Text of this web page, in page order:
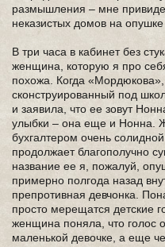
размышления – мне
неказистых домов на опушке
В три часа в кабинет без
женщина, которую я про
похожа. Когда
сконструированный под
и заявила, что ее зовут
улыбки – она еще и Нонна.
бухгалтером очень
продолжает благополучно
название ее я, пожалуй,
примерно полгода назад
препротивная девчонка.
просто мерещатся детские
женщина поняла, что голос
маленькой девочке, а еще